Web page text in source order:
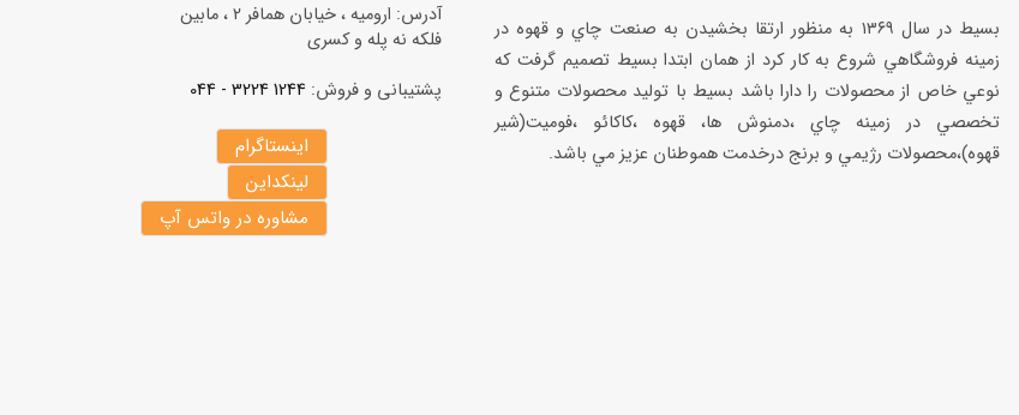
بسيط در سال ۱۳۶۹ به منظور ارتقا بخشيدن به صنعت چاي و قهوه در
زمينه فروشگاهي شروع به كار كرد از همان ابتدا بسيط تصميم گرفت كه
نوعي خاص از محصولات را دارا باشد بسيط با توليد محصولات متنوع و
تخصصي در زمينه چاي ،دمنوش ها، قهوه ،كاكائو ،فوميت(شير
قهوه)،محصولات رژيمي و برنج درخدمت هموطنان عزيز مي باشد.
آدرس: ارومیه ، خیابان همافر 2 ، مابين
فلكه نه پله و کسری
پشتیبانی و فروش: 1244 3224 - 044
اینستاگرام
لینکداین
مشاوره در واتس آپ